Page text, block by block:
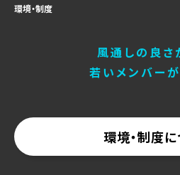
環境・制度
風通しの良さ
若いメンバーが
環境・制度